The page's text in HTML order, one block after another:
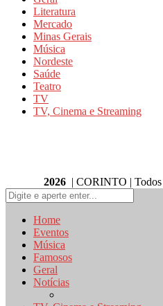
Literatura
Mercado
Minas Gerais
Música
Nordeste
Saúde
Teatro
TV
TV, Cinema e Streaming
2026| CORINTO | Todos
Home
Eventos
Música
Famosos
Geral
Notícias